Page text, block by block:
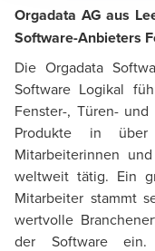
Orgadata AG aus
Software-Anbieters
Die Orgadata
Software Logikal
Fenster-, Türen-
Produkte in
Mitarbeiterinnen
weltweit tätig. Ein
Mitarbeiter stammt
wertvolle
der Software ein.
Thorsten
Rechtsanwalt |
Dr. Holger
Rechtsanwalt |